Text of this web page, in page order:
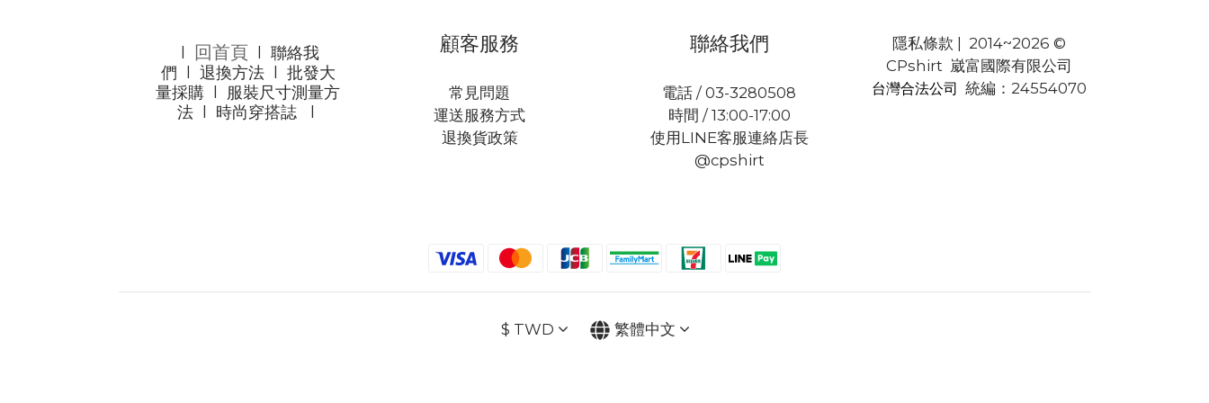
回首頁 l聯絡我
們
退換方法l 批發大
量採購
服裝尺寸測量方
法l 時尚穿搭誌l
顧客服務
常見問題
運送服務方式
退換貨政策
聯絡我們
電話 / 03-3280508
時間 / 13:00-17:00
使用LINE客服連絡店長
@cpshirt
隱私條款 | 2014~2026 ©
CPshirt 崴富國際有限公司
台灣合法公司 統編：24554070
$ TWD 繁體中文